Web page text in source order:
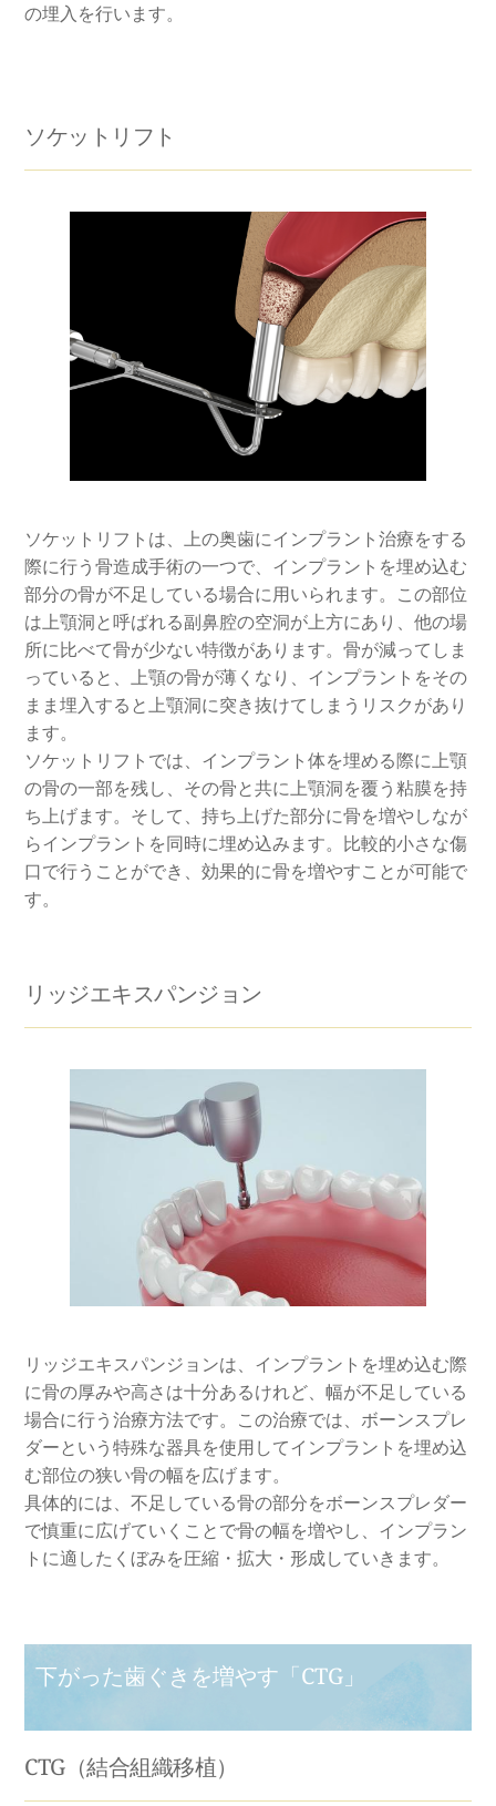
の埋入を行います。
ソケットリフト
ソケットリフトは、上の奥歯にインプラント治療をする
際に行う骨造成手術の一つで、インプラントを埋め込む
部分の骨が不足している場合に用いられます。この部位
は上顎洞と呼ばれる副鼻腔の空洞が上方にあり、他の場
所に比べて骨が少ない特徴があります。骨が減ってしま
っていると、上顎の骨が薄くなり、インプラントをその
まま埋入すると上顎洞に突き抜けてしまうリスクがあり
ます。
ソケットリフトでは、インプラント体を埋める際に上顎
の骨の一部を残し、その骨と共に上顎洞を覆う粘膜を持
ち上げます。そして、持ち上げた部分に骨を増やしなが
らインプラントを同時に埋め込みます。比較的小さな傷
口で行うことができ、効果的に骨を増やすことが可能で
す。
リッジエキスパンジョン
リッジエキスパンジョンは、インプラントを埋め込む際
に骨の厚みや高さは十分あるけれど、幅が不足している
場合に行う治療方法です。この治療では、ボーンスプレ
ダーという特殊な器具を使用してインプラントを埋め込
む部位の狭い骨の幅を広げます。
具体的には、不足している骨の部分をボーンスプレダー
で慎重に広げていくことで骨の幅を増やし、インプラン
トに適したくぼみを圧縮・拡大・形成していきます。
下がった歯ぐきを増やす「CTG」
CTG（結合組織移植）